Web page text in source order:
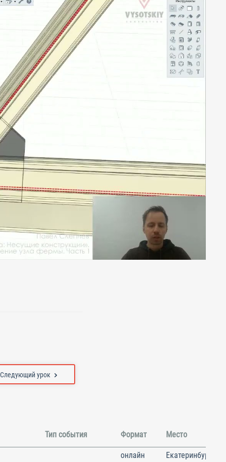
Следующий урок
Тип события Формат Место
онлайн Екатеринбург